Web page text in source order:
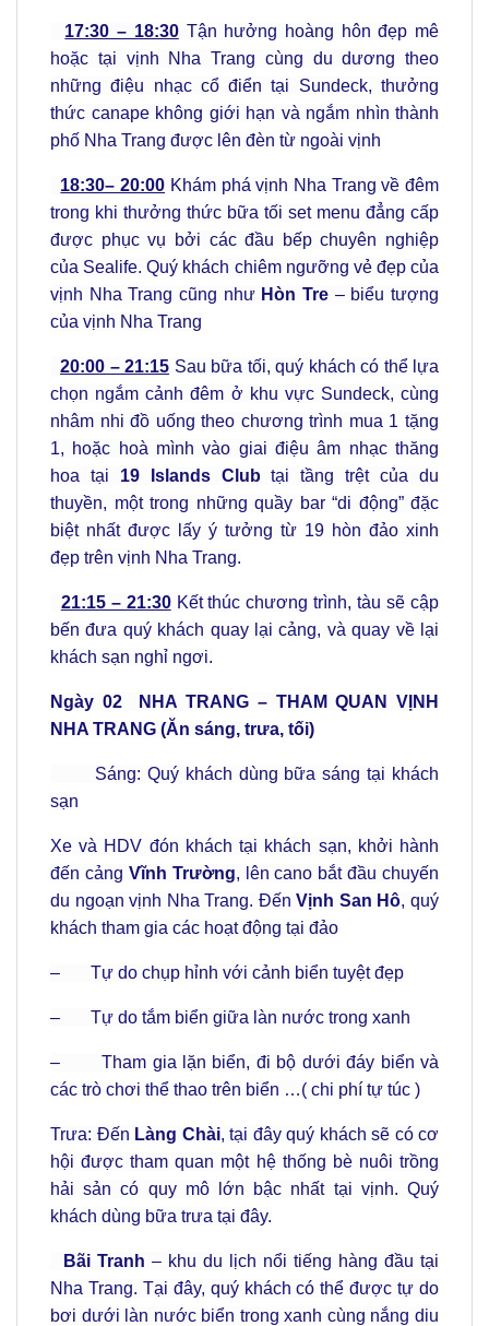
17:30 – 18:30 Tận hưởng hoàng hôn đẹp mê
hoặc tại vịnh Nha Trang cùng du dương theo
những điệu nhạc cổ điển tại Sundeck, thưởng
thức canape không giới hạn và ngắm nhìn thành
phố Nha Trang được lên đèn từ ngoài vịnh
18:30– 20:00 Khám phá vịnh Nha Trang về đêm
trong khi thưởng thức bữa tối set menu đẳng cấp
được phục vụ bởi các đầu bếp chuyên nghiệp
của Sealife. Quý khách chiêm ngưỡng vẻ đẹp của
vịnh Nha Trang cũng như Hòn Tre – biểu tượng
của vịnh Nha Trang
20:00 – 21:15 Sau bữa tối, quý khách có thể lựa
chọn ngắm cảnh đêm ở khu vực Sundeck, cùng
nhâm nhi đồ uống theo chương trình mua 1 tặng
1, hoặc hoà mình vào giai điệu âm nhạc thăng
hoa tại 19 Islands Clubtại tầng trệt của du
thuyền, một trong những quầy bar “di động” đặc
biệt nhất được lấy ý tưởng từ 19 hòn đảo xinh
đẹp trên vịnh Nha Trang.
21:15 – 21:30 Kết thúc chương trình, tàu sẽ cập
bến đưa quý khách quay lại cảng, và quay về lại
khách sạn nghỉ ngơi.
Ngày 02
NHA TRANG – THAM QUAN VỊNH
NHA TRANG (Ăn sáng, trưa, tối)
Sáng: Quý khách dùng bữa sáng tại khách
sạn
Xe và HDV đón khách tại khách sạn, khởi hành
đến cảng Vĩnh Trường, lên cano bắt đầu chuyến
du ngoạn vịnh Nha Trang. ĐếnVịnh San Hô, quý
khách tham gia các hoạt động tại đảo
– Tự do chụp hỉnh với cảnh biển tuyệt đẹp
– Tự do tắm biển giữa làn nước trong xanh
– Tham gia lặn biển, đi bộ dưới đáy biển và
các trò chơi thể thao trên biển …( chi phí tự túc )
Trưa: Đến Làng Chài, tại đây quý khách sẽ có cơ
hội được tham quan một hệ thống bè nuôi trồng
hải sản có quy mô lớn bậc nhất tại vịnh. Quý
khách dùng bữa trưa tại đây.
Bãi Tranh – khu du lịch nổi tiếng hàng đầu tại
Nha Trang. Tại đây, quý khách có thể được tự do
bơi dưới làn nước biển trong xanh cùng nắng diu